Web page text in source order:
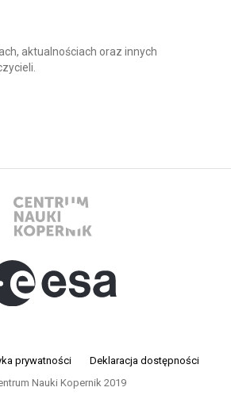
aktualnościach oraz innych
prywatności
Deklaracja dostępności
Nauki Kopernik 2019